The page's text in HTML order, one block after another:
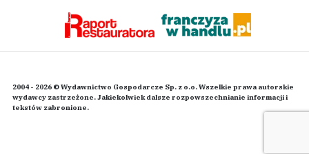
2004 - 2026 © Wydawnictwo Gospodarcze Sp. z o.o. Wszelkie prawa autorskie
wydawcy zastrzeżone. Jakiekolwiek dalsze rozpowszechnianie informacji i
tekstów zabronione.